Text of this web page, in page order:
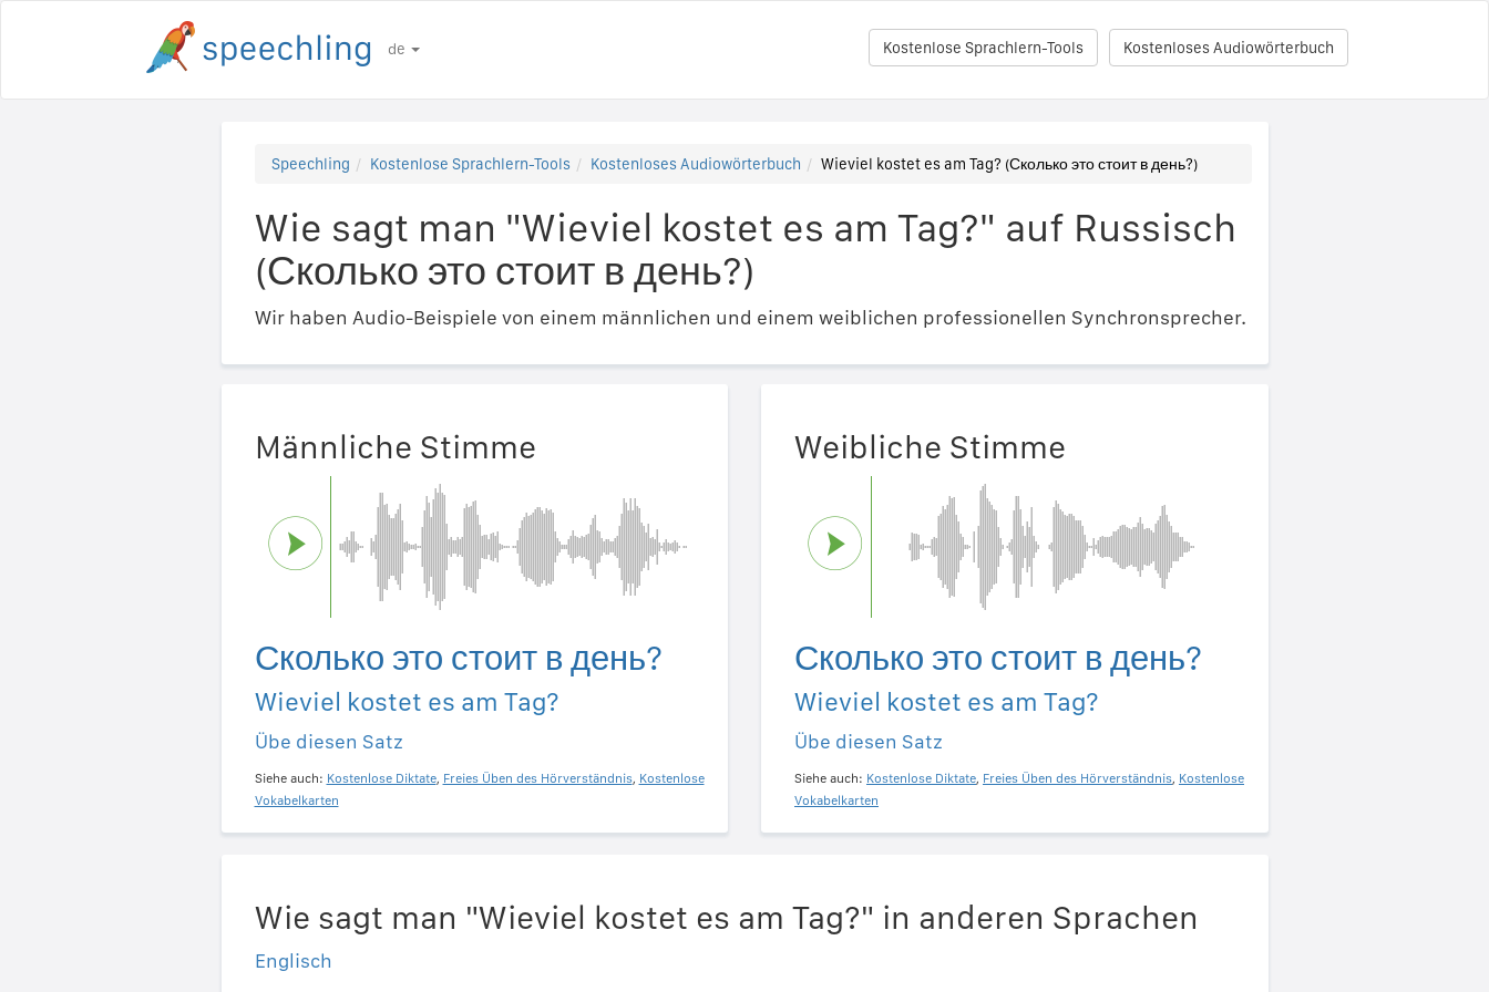
de Kostenloses Audiowörterbuch
Kostenlose Sprachlern-Tools
Speechling Kostenlose Sprachlern-Tools Kostenloses Audiowörterbuch Wieviel kostet es am Tag? (Сколько это стоит в день?)
Wie sagt man "Wieviel kostet es am Tag?" auf Russisch
(Сколько это стоит в день?)
Wir haben Audio-Beispiele von einem männlichen und einem weiblichen professionellen Synchronsprecher.
Männliche Stimme
Сколько это стоит в день?
Wieviel kostet es am Tag?
Übe diesen Satz
Siehe auch: Kostenlose Diktate, Freies Üben des Hörverständnis, Kostenlose
Vokabelkarten
Weibliche Stimme
Сколько это стоит в день?
Wieviel kostet es am Tag?
Übe diesen Satz
Siehe auch: Kostenlose Diktate, Freies Üben des Hörverständnis, Kostenlose
Vokabelkarten
Wie sagt man "Wieviel kostet es am Tag?" in anderen Sprachen
Englisch